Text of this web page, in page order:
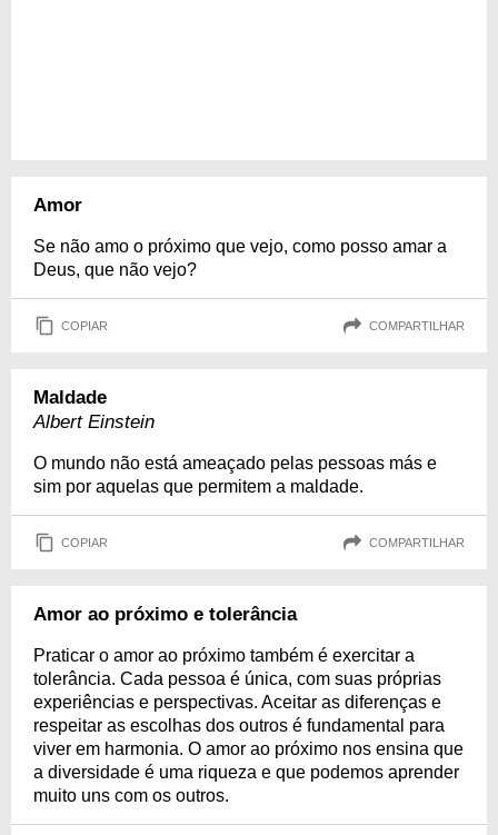
Amor
Se não amo o próximo que vejo, como posso amar a
Deus, que não vejo?
COPIAR COMPARTILHAR
Maldade
Albert Einstein
O mundo não está ameaçado pelas pessoas más e
sim por aquelas que permitem a maldade.
COPIAR COMPARTILHAR
Amor ao próximo e tolerância
Praticar o amor ao próximo também é exercitar a
tolerância. Cada pessoa é única, com suas próprias
experiências e perspectivas. Aceitar as diferenças e
respeitar as escolhas dos outros é fundamental para
viver em harmonia. O amor ao próximo nos ensina que
a diversidade é uma riqueza e que podemos aprender
muito uns com os outros.